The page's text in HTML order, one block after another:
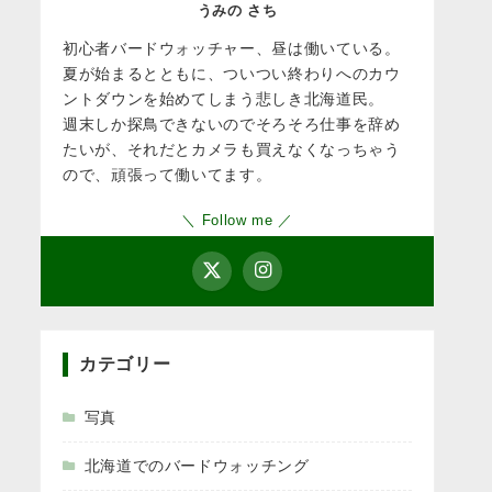
うみの さち
初心者バードウォッチャー、昼は働いている。
夏が始まるとともに、ついつい終わりへのカウ
ントダウンを始めてしまう悲しき北海道民。
週末しか探鳥できないのでそろそろ仕事を辞め
たいが、それだとカメラも買えなくなっちゃう
ので、頑張って働いてます。
＼ Follow me ／
カテゴリー
写真
北海道でのバードウォッチング